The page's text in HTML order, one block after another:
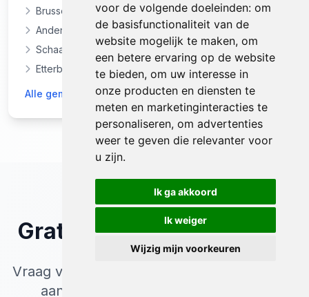
voor de volgende doeleinden: om
de basisfunctionaliteit van de
website mogelijk te maken, om
een betere ervaring op de website
te bieden, om uw interesse in
onze producten en diensten te
meten en marketinginteracties te
personaliseren, om advertenties
weer te geven die relevanter voor
u zijn.
Ik ga akkoord
Ik weiger
Wijzig mijn voorkeuren
Brussel
Anderlecht
Schaarbeek
Etterbeek
Alle gemeenten in Brussel-Hoofdstad
Gratis OfferteAanvragen
Vraag vandaag nog een vrijblijvende offerte
aan voor inboedel opruimen & huis